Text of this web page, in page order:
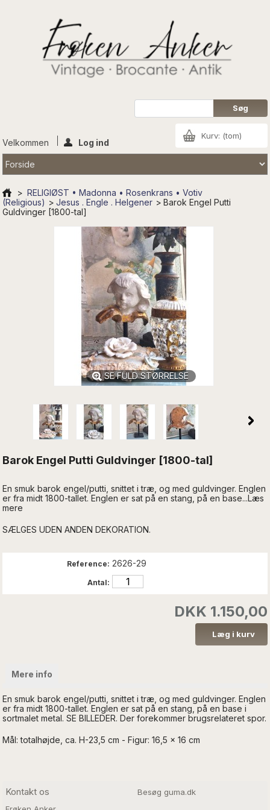
Kurv: (tom)
Velkommen Log ind
> RELIGIØST • Madonna • Rosenkrans • Votiv
(Religious) > Jesus . Engle . Helgener > Barok Engel Putti
Guldvinger [1800-tal]
SE FULD STØRRELSE
Barok Engel Putti Guldvinger [1800-tal]
En smuk barok engel/putti, snittet i træ, og med guldvinger. Englen
er fra midt 1800-tallet. Englen er sat på en stang, på en base...Læs
mere
SÆLGES UDEN ANDEN DEKORATION.
Reference: 2626-29
Antal:
DKK 1.150,00
Mere info
En smuk barok engel/putti, snittet i træ, og med guldvinger. Englen
er fra midt 1800-tallet. Englen er sat på en stang, på en base i
sortmalet metal. SE BILLEDER. Der forekommer brugsrelateret spor.
Mål: totalhøjde, ca. H-23,5 cm - Figur: 16,5 x 16 cm
Kontakt os Besøg guma.dk